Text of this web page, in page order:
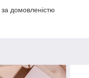
домовленістю